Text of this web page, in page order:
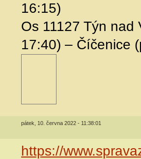
16:15)
Os 11127 Týn nad
17:40) – Číčenice
pátek, 10. června 2022 - 11:38:01
https://